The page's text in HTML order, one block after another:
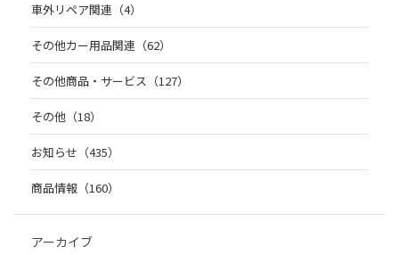
車外リペア関連（4）
その他カー用品関連（62）
その他商品・サービス（127）
その他（18）
お知らせ（435）
商品情報（160）
アーカイブ